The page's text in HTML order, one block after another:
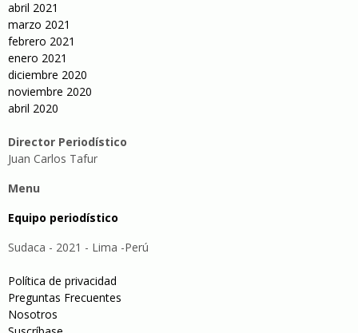
abril 2021
marzo 2021
febrero 2021
enero 2021
diciembre 2020
noviembre 2020
abril 2020
Director Periodístico
Juan Carlos Tafur
Menu
Equipo periodístico
Sudaca - 2021 - Lima -Perú
Política de privacidad
Preguntas Frecuentes
Nosotros